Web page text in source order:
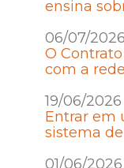
ensina
06/07/
O
com a
19/06/
Entrar em
sistema
01/06/